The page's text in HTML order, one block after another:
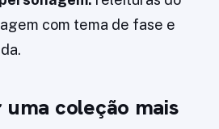
com tema de fase e
coleção mais